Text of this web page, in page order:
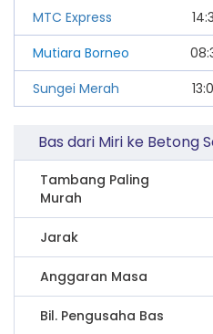
MTC Express
Mutiara Borneo
Sungei Merah
Bas dari Miri ke Betong
Tambang Paling
Murah
Jarak
Anggaran Masa
Bil. Pengusaha Bas